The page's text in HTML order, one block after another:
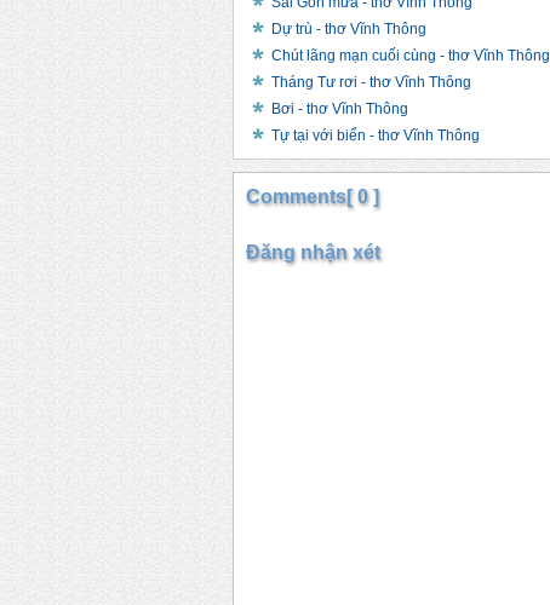
Dự trù - thơ Vĩnh Thông
Chút lãng mạn cuối cùng - thơ Vĩnh Thông
Tháng Tư rơi - thơ Vĩnh Thông
Bơi - thơ Vĩnh Thông
Tự tại với biển - thơ Vĩnh Thông
Comments[ 0 ]
Đăng nhận xét